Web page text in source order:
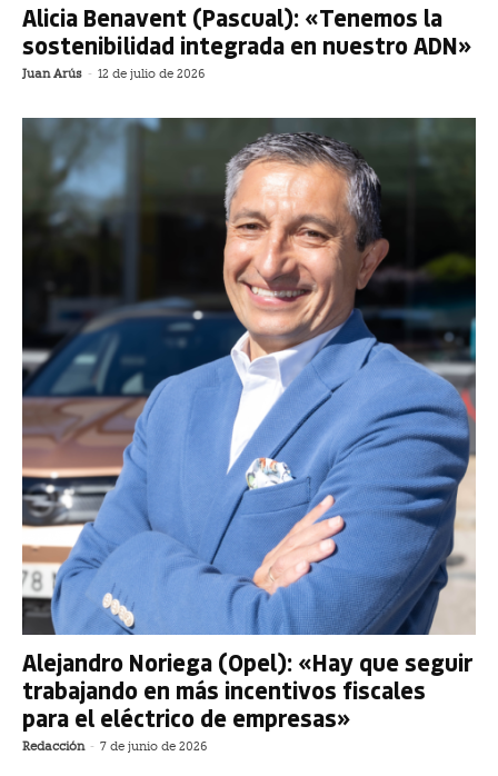
Alicia Benavent (Pascual): «Tenemos la
sostenibilidad integrada en nuestro ADN»
Juan Arús - 12 de julio de 2026
Alejandro Noriega (Opel): «Hay que seguir
trabajando en más incentivos fiscales
para el eléctrico de empresas»
Redacción - 7 de junio de 2026